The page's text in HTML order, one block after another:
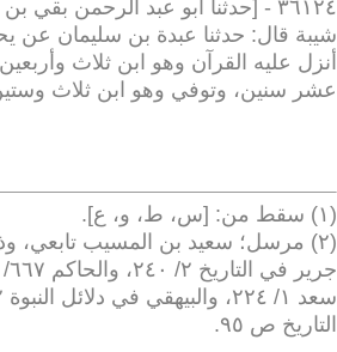
٣٦١٢٤ - [حدثنا أبو عبد الرحمن بقي
شيبة قال: حدثنا عبدة بن سليمان
عشر سنين، وتوفي وهو ابن ثلاث
(١) سقط من: [س، ط، و، ع]
.
التاريخ ص ٩٥
.